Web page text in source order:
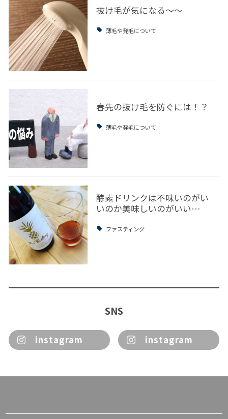
抜け毛が気になる～～
薄毛や発毛について
春先の抜け毛を防ぐには！？
薄毛や発毛について
酵素ドリンクは不味いのがい
いのか美味しいのがいい…
ファスティング
SNS
instagram instagram